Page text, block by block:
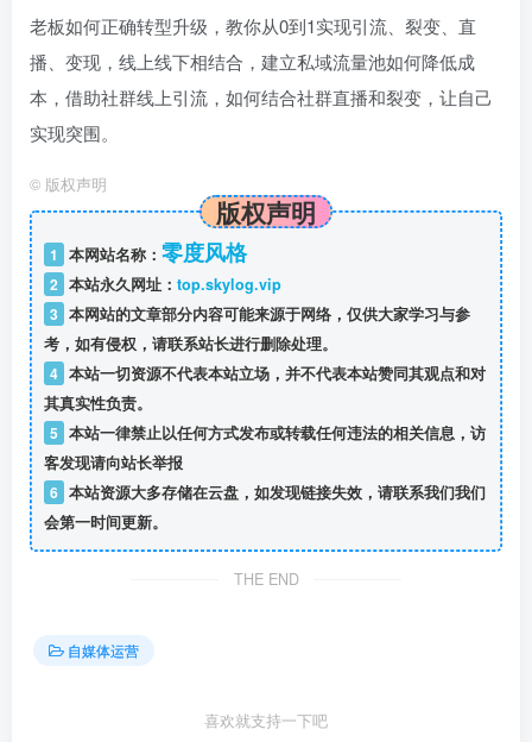
老板如何正确转型升级，教你从0到1实现引流、裂变、直
播、变现，线上线下相结合，建立私域流量池如何降低成
本，借助社群线上引流，如何结合社群直播和裂变，让自己
实现突围。
© 版权声明
版权声明
1 本网站名称： 零度风格
2 本站永久网址： top.skylog.vip
3 本网站的文章部分内容可能来源于网络，仅供大家学习与参
考，如有侵权，请联系站长进行删除处理。
4 本站一切资源不代表本站立场，并不代表本站赞同其观点和对
其真实性负责。
5 本站一律禁止以任何方式发布或转载任何违法的相关信息，访
客发现请向站长举报
6 本站资源大多存储在云盘，如发现链接失效，请联系我们我们
会第一时间更新。
THE END
自媒体运营
喜欢就支持一下吧